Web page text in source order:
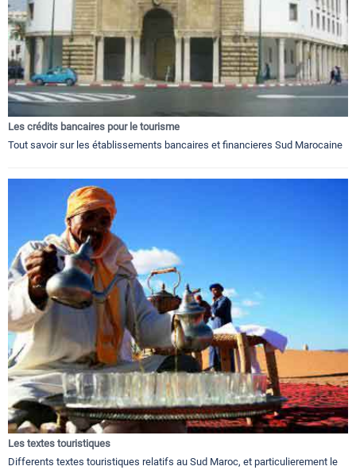
Les crédits bancaires pour le tourisme
Tout savoir sur les établissements bancaires et financieres Sud Marocaine
Les textes touristiques
Differents textes touristiques relatifs au Sud Maroc, et particulierement le